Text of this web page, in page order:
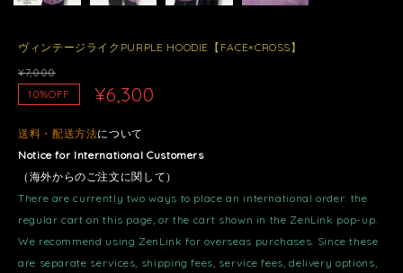
ヴィンテージライクPURPLE HOODIE【FACE×CROSS】
¥7,000
10%OFF
¥6,300
送料・配送方法について
Notice for International Customers
（海外からのご注文に関して）
There are currently two ways to place an international order: the
regular cart on this page, or the cart shown in the ZenLink pop-up.
We recommend using ZenLink for overseas purchases. Since these
are separate services, shipping fees, service fees, delivery options,